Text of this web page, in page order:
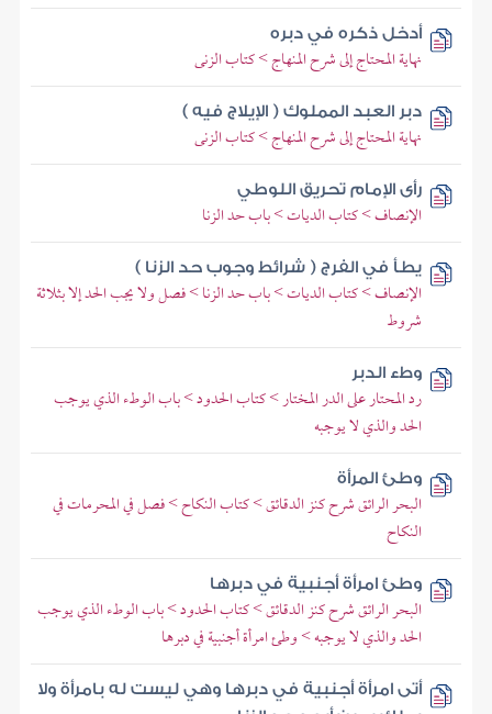
أدخل ذكره في دبره
نهاية المحتاج إلى شرح المنهاج > كتاب الزنى
دبر العبد المملوك ( الإيلاج فيه )
نهاية المحتاج إلى شرح المنهاج > كتاب الزنى
رأى الإمام تحريق اللوطي
الإنصاف > كتاب الديات > باب حد الزنا
يطأ في الفرج ( شرائط وجوب حد الزنا )
الإنصاف > كتاب الديات > باب حد الزنا > فصل ولا يجب الحد إلا بثلاثة
شروط
وطء الدبر
رد المحتار على الدر المختار > كتاب الحدود > باب الوطء الذي يوجب
الحد والذي لا يوجبه
وطئ المرأة
البحر الرائق شرح كنز الدقائق > كتاب النكاح > فصل في المحرمات في
النكاح
وطئ امرأة أجنبية في دبرها
البحر الرائق شرح كنز الدقائق > كتاب الحدود > باب الوطء الذي يوجب
الحد والذي لا يوجبه > وطئ امرأة أجنبية في دبرها
أتى امرأة أجنبية في دبرها وهي ليست له بامرأة ولا